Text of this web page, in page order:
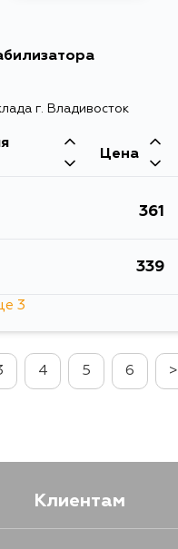
г. Владивосток
Цена
361
339
1219
3
4 5 6 >
Клиентам